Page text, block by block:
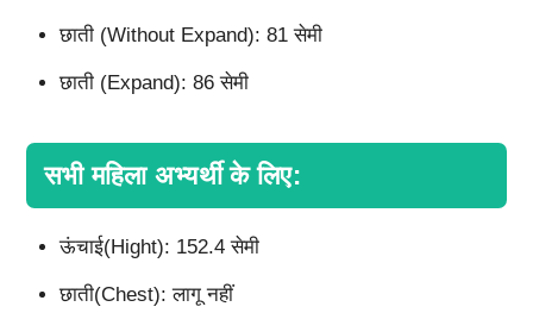
छाती (Without Expand): 81 सेमी
छाती (Expand): 86 सेमी
सभी महिला अभ्यर्थी के लिए:
ऊंचाई(Hight): 152.4 सेमी
छाती(Chest): लागू नहीं